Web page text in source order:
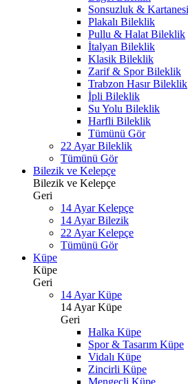
Sonsuzluk &
Plakalı Bileklik
Pullu & Halat Bileklik
İtalyan Bileklik
Klasik Bileklik
Zarif & Spor Bileklik
Trabzon Hasır Bileklik
İpli Bileklik
Su Yolu Bileklik
Harfli Bileklik
Tümünü Gör
22 Ayar Bileklik
Tümünü Gör
Bilezik ve Kelepçe
Bilezik ve Kelepçe
Geri
14 Ayar Kelepçe
14 Ayar Bilezik
22 Ayar Kelepçe
Tümünü Gör
Küpe
Küpe
Geri
14 Ayar Küpe
14 Ayar Küpe
Geri
Halka Küpe
Spor & Tasarım Küpe
Vidalı Küpe
Zincirli Küpe
Mengeçli Küpe